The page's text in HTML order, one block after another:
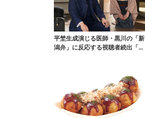
平埜生成演じる医師・黒川の「新
潟弁」に反応する視聴者続出「グ